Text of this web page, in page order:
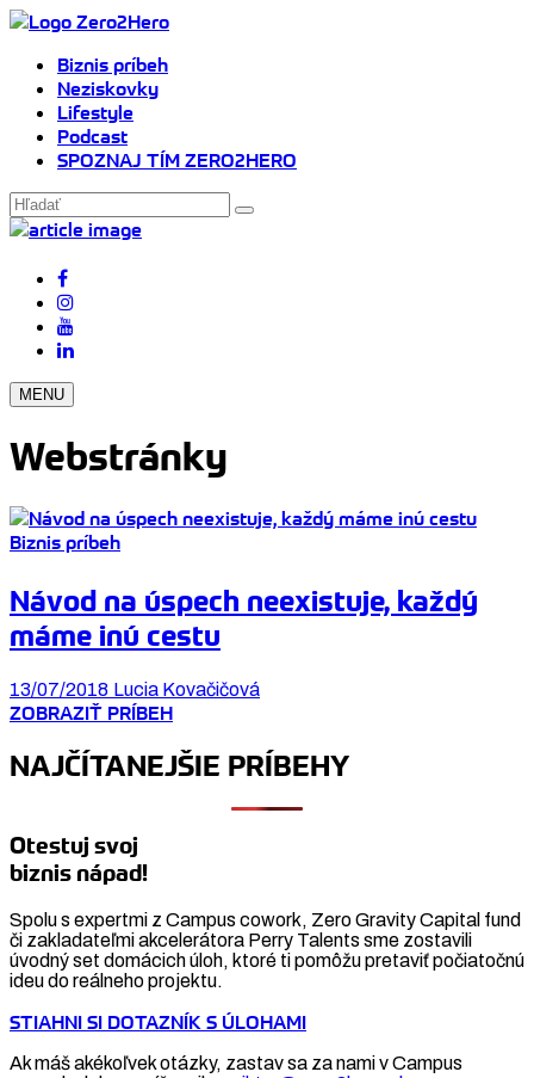
Biznis príbeh
Neziskovky
Lifestyle
Podcast
SPOZNAJ TÍM ZERO2HERO
MENU
Webstránky
Biznis príbeh
Návod na úspech neexistuje, každý
máme inú cestu
13/07/2018 Lucia Kovačičová
ZOBRAZIŤ PRÍBEH
NAJČÍTANEJŠIE PRÍBEHY
Otestuj svoj
biznis nápad!
Spolu s expertmi z Campus cowork, Zero Gravity Capital fund
či zakladateľmi akcelerátora Perry Talents sme zostavili
úvodný set domácich úloh, ktoré ti pomôžu pretaviť počiatočnú
ideu do reálneho projektu.
STIAHNI SI DOTAZNÍK S ÚLOHAMI
Ak máš akékoľvek otázky, zastav sa za nami v Campus